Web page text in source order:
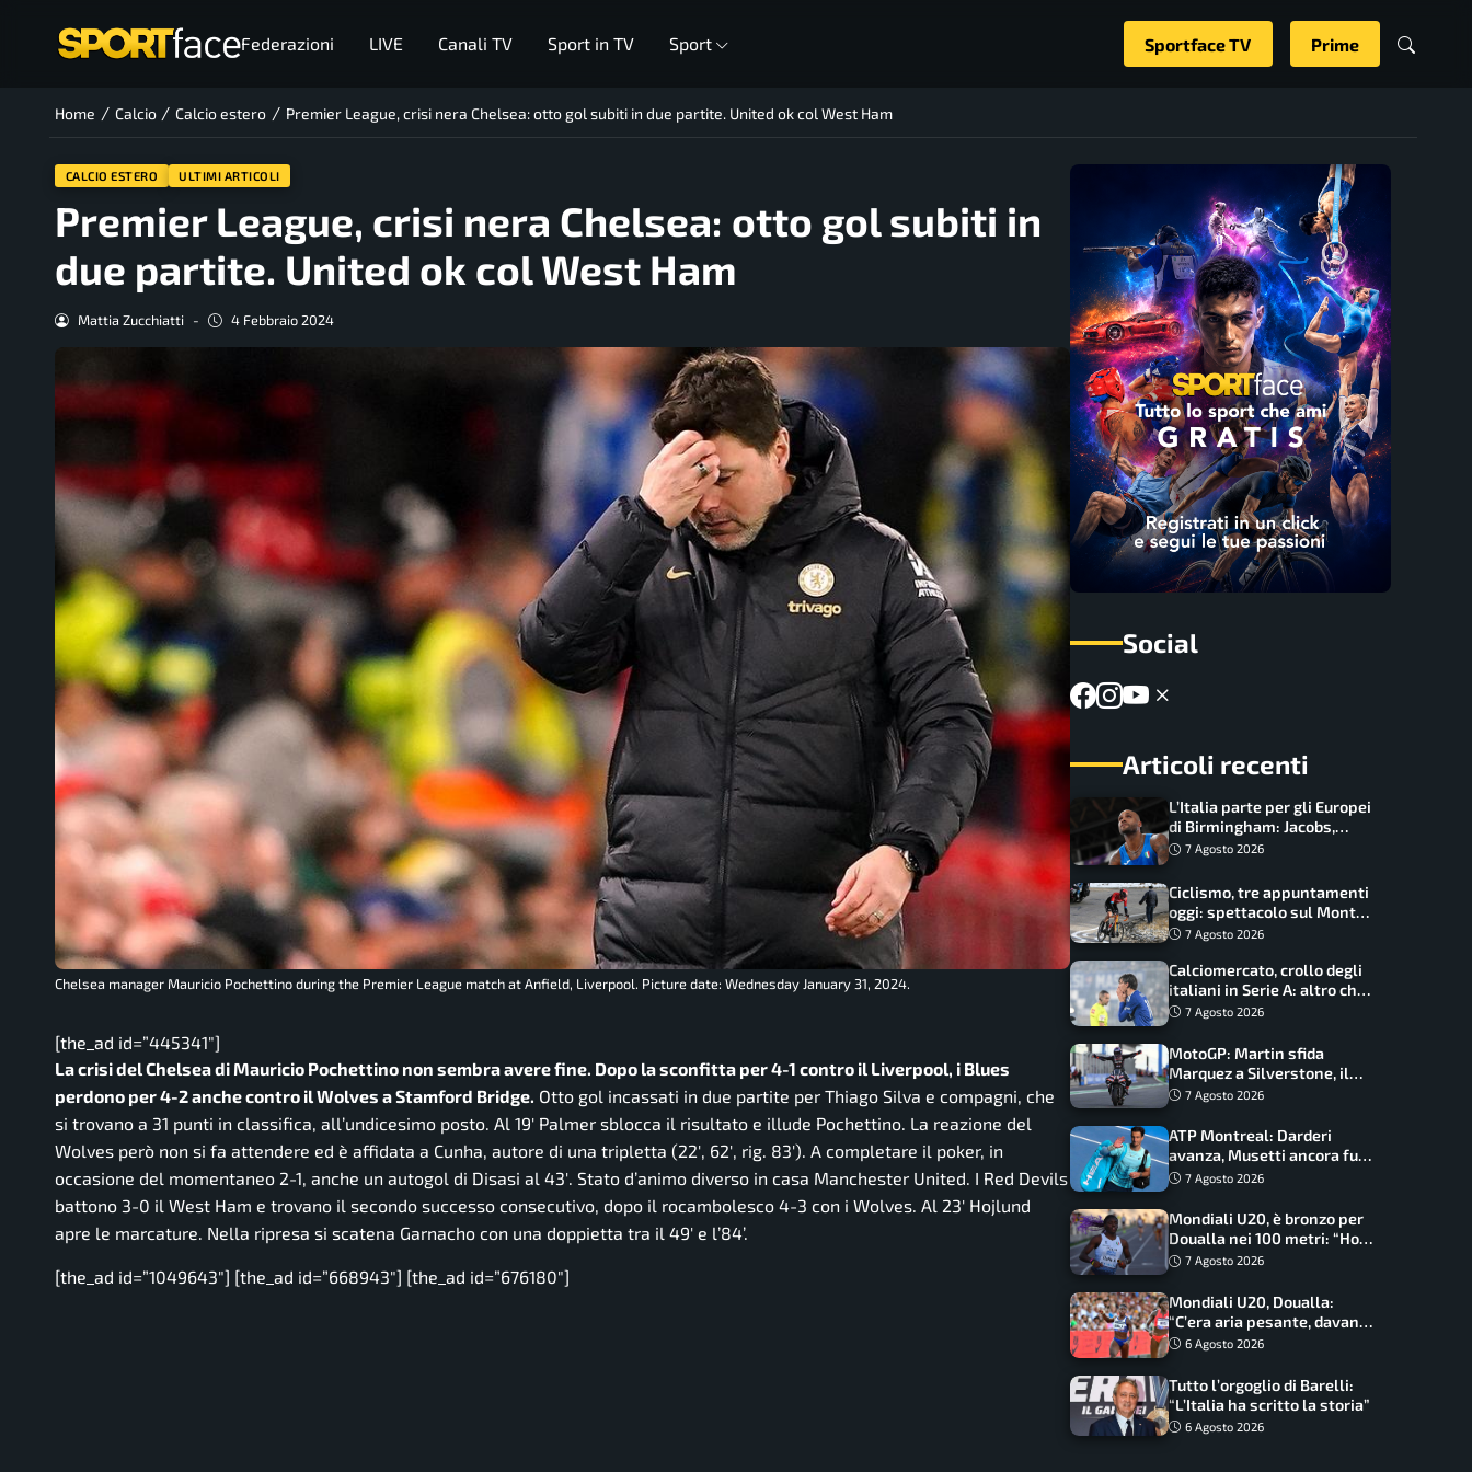
Federazioni LIVE Canali TV Sport in TV Sport Sportface TV Prime
Home / Calcio / Calcio estero / Premier League, crisi nera Chelsea: otto gol subiti in due partite. United ok col West Ham
CALCIO ESTERO ULTIMI ARTICOLI
Premier League, crisi nera Chelsea: otto gol subiti in
due partite. United ok col West Ham
Mattia Zucchiatti - 4 Febbraio 2024
Chelsea manager Mauricio Pochettino during the Premier League match at Anfield, Liverpool. Picture date: Wednesday January 31, 2024.
[the_ad id=”445341″]
La crisi del Chelsea di Mauricio Pochettino non sembra avere fine. Dopo la sconfitta per 4-1 contro il Liverpool, i Blues
perdono per 4-2 anche contro il Wolves a Stamford Bridge. Otto gol incassati in due partite per Thiago Silva e compagni, che
si trovano a 31 punti in classifica, all’undicesimo posto. Al 19′ Palmer sblocca il risultato e illude Pochettino. La reazione del
Wolves però non si fa attendere ed è affidata a Cunha, autore di una tripletta (22′, 62′, rig. 83′). A completare il poker, in
occasione del momentaneo 2-1, anche un autogol di Disasi al 43′. Stato d’animo diverso in casa Manchester United. I Red Devils
battono 3-0 il West Ham e trovano il secondo successo consecutivo, dopo il rocambolesco 4-3 con i Wolves. Al 23′ Hojlund
apre le marcature. Nella ripresa si scatena Garnacho con una doppietta tra il 49′ e l’84’.
[the_ad id=”1049643″] [the_ad id=”668943″] [the_ad id=”676180″]
Social
Articoli recenti
L’Italia parte per gli Europei
di Birmingham: Jacobs,
Tamberi e Battocletti
guidano una spedizione
record
7 Agosto 2026
Ciclismo, tre appuntamenti
oggi: spettacolo sul Mont
Ventoux, orari e come
7 Agosto 2026
Calciomercato, crollo degli
italiani in Serie A: altro che
svolta dopo il Mondiale
7 Agosto 2026
MotoGP: Martin sfida
Marquez a Silverstone, il
programma e gli orari
7 Agosto 2026
ATP Montreal: Darderi
avanza, Musetti ancora fuori
con Jodar
7 Agosto 2026
Mondiali U20, è bronzo per
Doualla nei 100 metri: “Ho
scacciato l’ansia”
7 Agosto 2026
Mondiali U20, Doualla:
“C’era aria pesante, davano
le mascherine! Finale? Non
6 Agosto 2026
Tutto l’orgoglio di Barelli:
“L’Italia ha scritto la storia”
6 Agosto 2026